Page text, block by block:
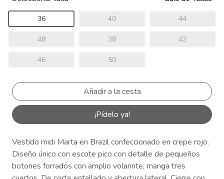
36 40 44
48 38 42
46 50
¡Pídelo ya!
Vestido midi Marta en Brazil confeccionado en crepe rojo.
Diseño único con escote pico con detalle de pequeños
botones forrados con amplio volannte, manga tres